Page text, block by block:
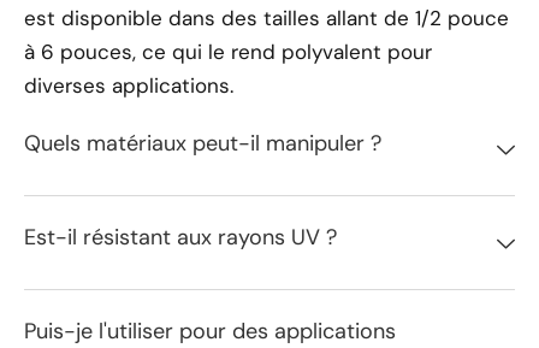
est disponible dans des tailles allant de 1/2 pouce
à 6 pouces, ce qui le rend polyvalent pour
diverses applications.
Quels matériaux peut-il manipuler ?
Est-il résistant aux rayons UV ?
Puis-je l'utiliser pour des applications